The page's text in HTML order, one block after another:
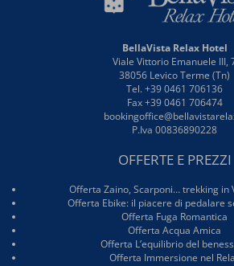
BellaVista Relax Hotel
Viale Vittorio Emanuele III,
38056 Levico Terme (Tn)
Tel. +39 0461 706136
Fax +39 0461 706474
P.Iva 00836890228
OFFERTE E PREZZI
Offerta Zaino, Scarponi… trekking in
Offerta Ebike: il piacere di pedalare
Offerta Fuga Romantica
Offerta Acqua Amica
Offerta L’equilibrio del
Offerta Immersione nel